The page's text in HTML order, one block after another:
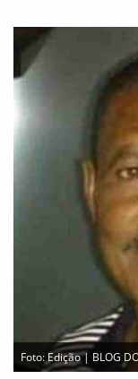
Foto: Edição | BLOG